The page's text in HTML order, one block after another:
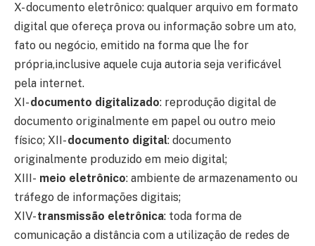
X- documento eletrônico: qualquer arquivo em formato
digital que ofereça prova ou informação sobre um ato,
fato ou negócio, emitido na forma que lhe for
própria,inclusive aquele cuja autoria seja verificável
pela internet.
XI-documento digitalizado: reprodução digital de
documento originalmente em papel ou outro meio
físico; XII-documento digital: documento
originalmente produzido em meio digital;
XIII- meio eletrônico: ambiente de armazenamento ou
tráfego de informações digitais;
XIV-transmissão eletrônica: toda forma de
comunicação a distância com a utilização de redes de